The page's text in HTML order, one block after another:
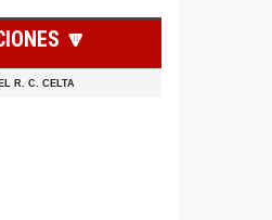
🔽
R. C. CELTA